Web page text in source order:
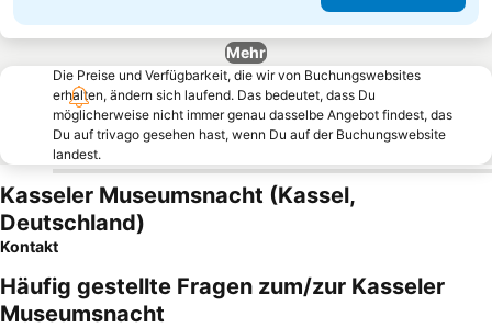
Mehr
Die Preise und Verfügbarkeit, die wir von Buchungswebsites
erhalten, ändern sich laufend. Das bedeutet, dass Du
möglicherweise nicht immer genau dasselbe Angebot findest, das
Du auf trivago gesehen hast, wenn Du auf der Buchungswebsite
landest.
Kasseler Museumsnacht (Kassel,
Deutschland)
Kontakt
Häufig gestellte Fragen zum/zur Kasseler
Museumsnacht